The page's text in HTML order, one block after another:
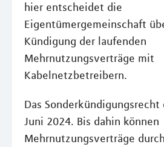
hier entscheidet die
Eigentümergemeinschaft
Kündigung der laufenden
Mehrnutzungsverträge mit
Kabelnetzbetreibern.
Das
Juni 2024. Bis dahin können
Mehrnutzungsverträge